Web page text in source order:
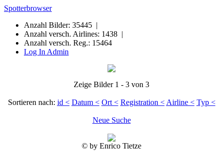
Spotterbrowser
Anzahl Bilder: 35445 |
Anzahl versch. Airlines: 1438 |
Anzahl versch. Reg.: 15464
Log In Admin
Zeige Bilder 1 - 3 von 3
Sortieren nach: id < Datum < Ort < Registration < Airline < Typ <
Neue Suche
© by Enrico Tietze